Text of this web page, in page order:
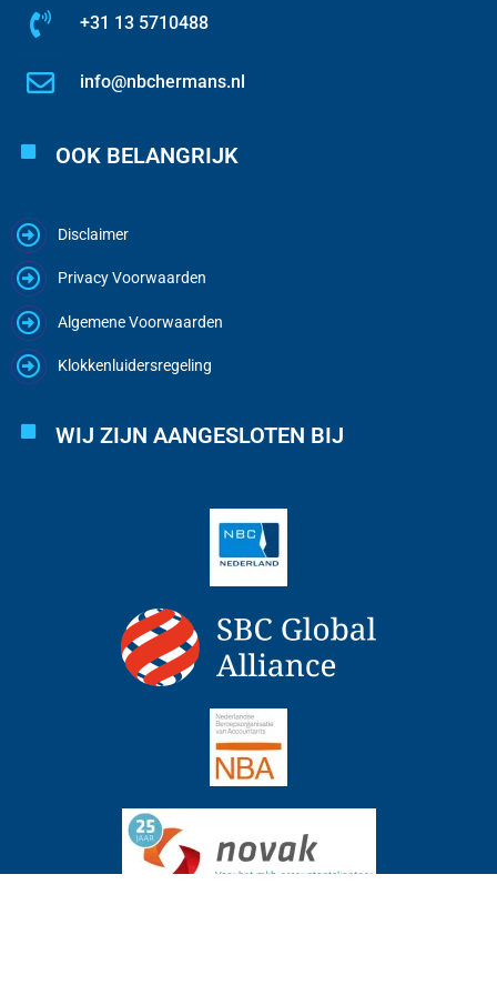
+31 13 5710488
info@nbchermans.nl
OOK BELANGRIJK
Disclaimer
Privacy Voorwaarden
Algemene Voorwaarden
Klokkenluidersregeling
WIJ ZIJN AANGESLOTEN BIJ